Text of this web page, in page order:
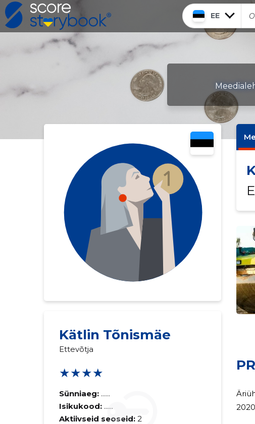
EE
Kätlin Tõnismäe
Ettevõtja
★★★★
Sünniaeg: ......
Isikukood: ......
Aktiivseid seoseid: 2
Sinu kommentaar